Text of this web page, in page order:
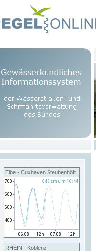
Elbe - Cuxhaven Steubenhöft
RHEIN - Koblenz